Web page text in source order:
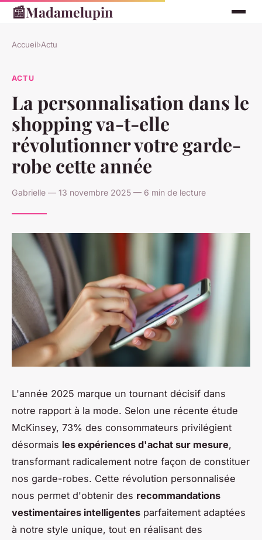
📰Madamelupin
Accueil›Actu
ACTU
La personnalisation dans le
shopping va-t-elle
révolutionner votre garde-
robe cette année
Gabrielle — 13 novembre 2025 — 6 min de lecture
L'année 2025 marque un tournant décisif dans
notre rapport à la mode. Selon une récente étude
McKinsey, 73% des consommateurs privilégient
désormais les expériences d'achat sur mesure,
transformant radicalement notre façon de constituer
nos garde-robes. Cette révolution personnalisée
nous permet d'obtenir des recommandations
vestimentaires intelligentes parfaitement adaptées
à notre style unique, tout en réalisant des